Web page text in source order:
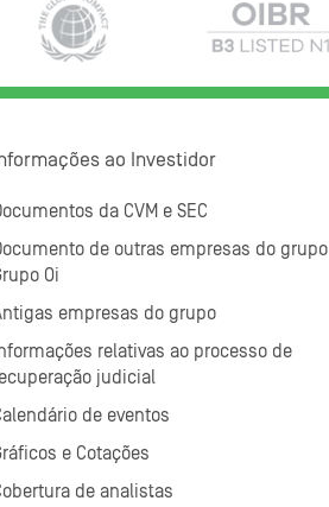
ao Investidor
da CVM e SEC
de outras empresas do grupo
Oi
empresas do grupo
relativas ao processo de
judicial
de eventos
e Cotações
de analistas